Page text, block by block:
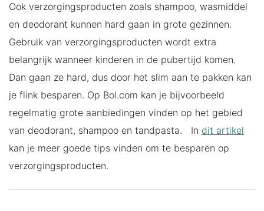
Ook verzorgingsproducten zoals shampoo, wasmiddel
en deodorant kunnen hard gaan in grote gezinnen.
Gebruik van verzorgingsproducten wordt extra
belangrijk wanneer kinderen in de pubertijd komen.
Dan gaan ze hard, dus door het slim aan te pakken kan
je flink besparen. Op Bol.com kan je bijvoorbeeld
regelmatig grote aanbiedingen vinden op het gebied
van deodorant, shampoo en tandpasta. In dit artikel
kan je meer goede tips vinden om te besparen op
verzorgingsproducten.